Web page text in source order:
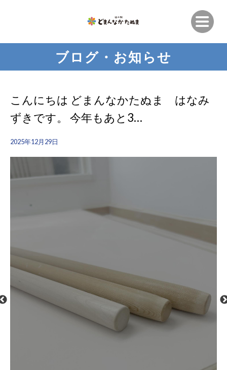
ブログ・お知らせ
こんにちは どまんなかたぬま はなみ
ずきです。 今年もあと3…
2025年12月29日